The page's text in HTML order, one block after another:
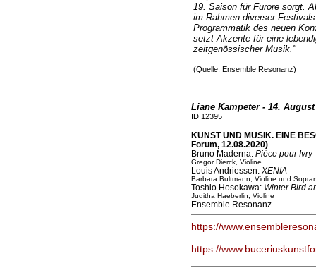
19. Saison für Furore sorgt.
im Rahmen diverser
Programmatik des neuen
setzt Akzente für eine
zeitgenössischer Musik."
(Quelle: Ensemble Resonanz)
Liane Kampeter - 14. August
ID 12395
KUNST UND MUSIK. EINE
Forum, 12.08.2020)
Bruno Maderna: Pièce pour Ivry
Gregor Dierck, Violine
Louis Andriessen: XENIA
Barbara Bultmann, Violine und
Toshio Hosokawa: Winter Bird
Juditha Haeberlin, Violine
Ensemble Resonanz
https://
https://